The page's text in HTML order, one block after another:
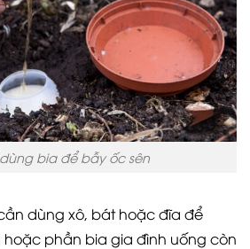
bia để bẫy ốc sên
dùng xô, bát hoặc đĩa để
hoặc phần bia gia đình uống còn